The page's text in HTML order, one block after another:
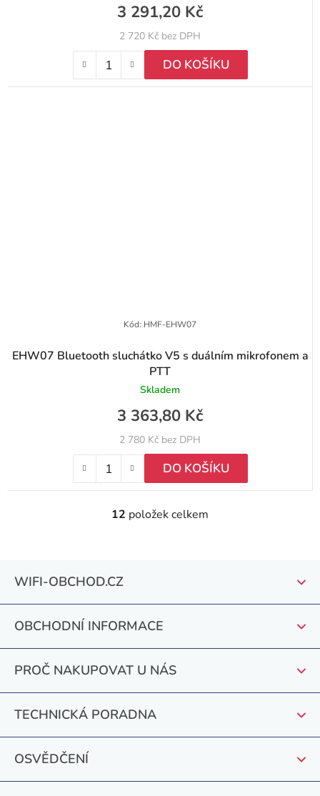
2 720 Kč bez DPH
3 291,20 Kč
DO KOŠÍKU
EHW07 Bluetooth sluchátko V5 s duálním mikrofonem a
PTT
Skladem
2 780 Kč bez DPH
3 363,80 Kč
DO KOŠÍKU
Kód: HMF-EHW07
O
a
c
p
r
v
p
12 položek celkem
WIFI-OBCHOD.CZ
OBCHODNÍ INFORMACE
PROČ NAKUPOVAT U NÁS
TECHNICKÁ PORADNA
OSVĚDČENÍ